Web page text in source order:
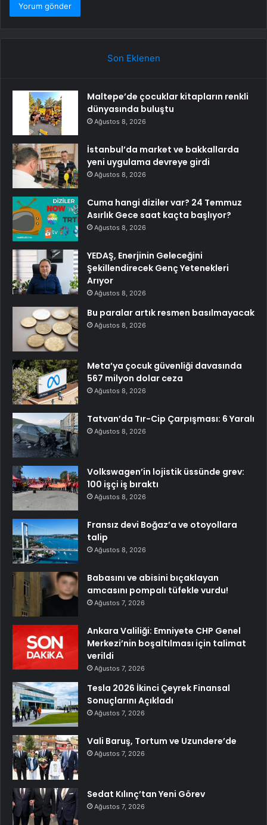
Son Eklenen
Maltepe’de çocuklar kitapların renkli
dünyasında buluştu
Ağustos 8, 2026
İstanbul’da market ve bakkallarda
yeni uygulama devreye girdi
Ağustos 8, 2026
Cuma hangi diziler var? 24 Temmuz
Asırlık Gece saat kaçta başlıyor?
Ağustos 8, 2026
YEDAŞ, Enerjinin Geleceğini
Şekillendirecek Genç Yetenekleri
Arıyor
Ağustos 8, 2026
Bu paralar artık resmen basılmayacak
Ağustos 8, 2026
Meta’ya çocuk güvenliği davasında
567 milyon dolar ceza
Ağustos 8, 2026
Tatvan’da Tır-Cip Çarpışması: 6 Yaralı
Ağustos 8, 2026
Volkswagen’in lojistik üssünde grev:
100 işçi iş bıraktı
Ağustos 8, 2026
Fransız devi Boğaz’a ve otoyollara
talip
Ağustos 8, 2026
Babasını ve abisini bıçaklayan
amcasını pompalı tüfekle vurdu!
Ağustos 7, 2026
Ankara Valiliği: Emniyete CHP Genel
Merkezi’nin boşaltılması için talimat
verildi
Ağustos 7, 2026
Tesla 2026 İkinci Çeyrek Finansal
Sonuçlarını Açıkladı
Ağustos 7, 2026
Vali Baruş, Tortum ve Uzundere’de
Ağustos 7, 2026
Sedat Kılınç’tan Yeni Görev
Ağustos 7, 2026